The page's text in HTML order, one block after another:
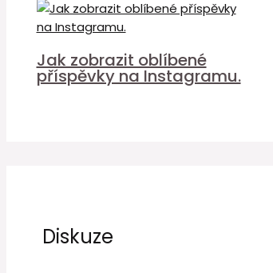
Jak zobrazit oblíbené
příspěvky na Instagramu.
Diskuze